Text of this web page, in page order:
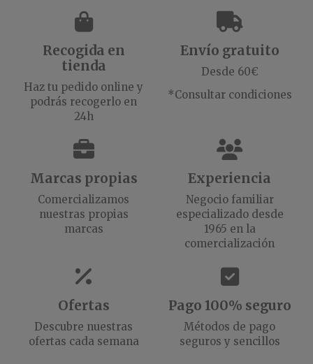
Recogida en
tienda
Haz tu pedido online y
podrás recogerlo en
24h
Envío gratuito
Desde 60€
*Consultar condiciones
Marcas propias
Comercializamos
nuestras propias
marcas
Experiencia
Negocio familiar
especializado desde
1965 en la
comercialización
Ofertas
Descubre nuestras
ofertas cada semana
Pago 100% seguro
Métodos de pago
seguros y sencillos